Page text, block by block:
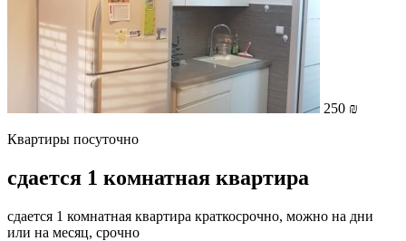
250 ₪
Квартиры посуточно
сдается 1 комнатная квартира
сдается 1 комнатная квартира краткосрочно, можно на дни
или на месяц, срочно